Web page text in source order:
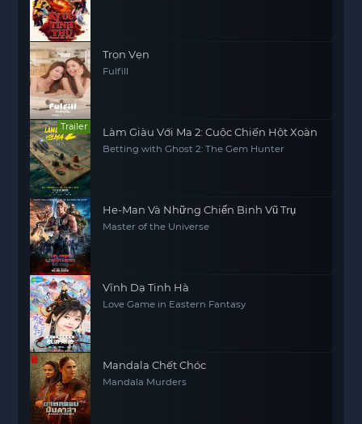
Trọn Vẹn
Fulfill
Trailer Làm Giàu Với Ma 2: Cuộc Chiến Hột Xoàn
Betting with Ghost 2: The Gem Hunter
He-Man Và Những Chiến Binh Vũ Trụ
Master of the Universe
Vĩnh Dạ Tinh Hà
Love Game in Eastern Fantasy
Mandala Chết Chóc
Mandala Murders